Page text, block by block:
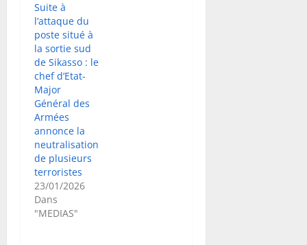
Suite à
l’attaque du
poste situé à
la sortie sud
de Sikasso : le
chef d’Etat-
Major
Général des
Armées
annonce la
neutralisation
de plusieurs
terroristes
23/01/2026
Dans
"MEDIAS"